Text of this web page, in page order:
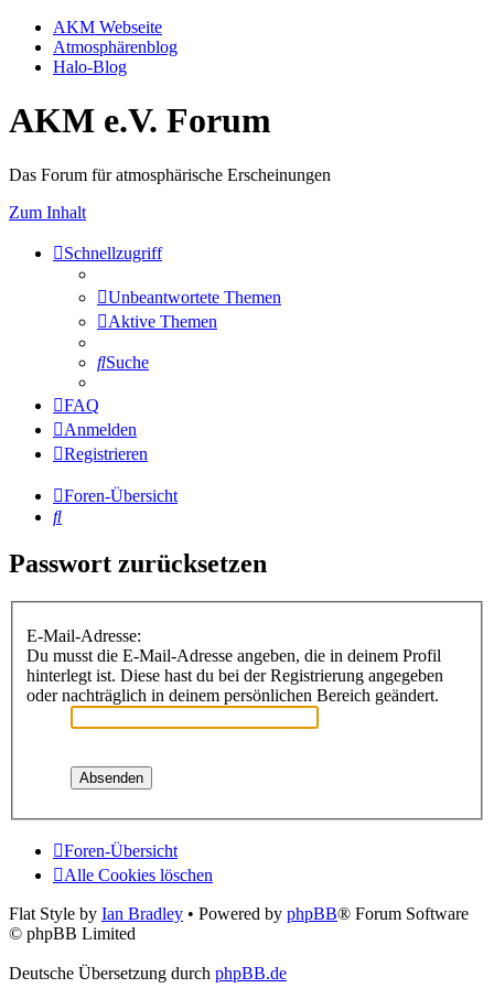
AKM Webseite
Atmosphärenblog
Halo-Blog
AKM e.V. Forum
Das Forum für atmosphärische Erscheinungen
Zum Inhalt
Schnellzugriff
Unbeantwortete Themen
Aktive Themen
Suche
FAQ
Anmelden
Registrieren
Foren-Übersicht
Suche
Passwort zurücksetzen
E-Mail-Adresse:
Du musst die E-Mail-Adresse angeben, die in deinem Profil
hinterlegt ist. Diese hast du bei der Registrierung angegeben
oder nachträglich in deinem persönlichen Bereich geändert.
Foren-Übersicht
Alle Cookies löschen
Flat Style by Ian Bradley • Powered by phpBB® Forum Software
© phpBB Limited
Deutsche Übersetzung durch phpBB.de